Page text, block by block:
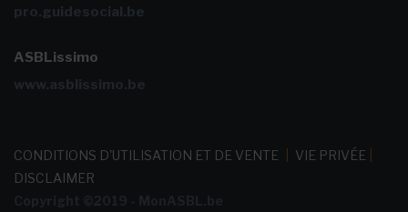
pro.guidesocial.be
ASBLissimo
www.asblissimo.be
CONDITIONS D'UTILISATION ET DE VENTE VIE PRIVÉE
DISCLAIMER